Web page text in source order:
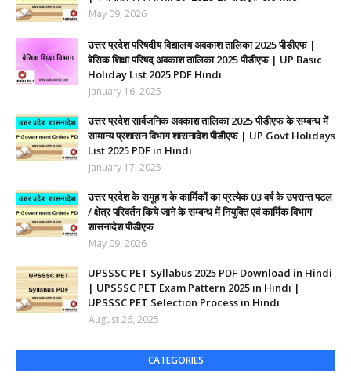
May 09, 2026
उत्तर प्रदेश परिषदीय विद्यालय अवकाश तालिका 2025 पीडीएफ |
बेसिक शिक्षा परिषद् अवकाश तालिका 2025 पीडीएफ | UP Basic
Holiday List 2025 PDF Hindi
January 16, 2025
उत्तर प्रदेश सार्वजनिक अवकाश तालिका 2025 पीडीएफ के सम्बन्ध में
सामान्य प्रशासन विभाग शासनादेश पीडीएफ | UP Govt Holidays
List 2025 PDF in Hindi
January 17, 2025
उत्तर प्रदेश के समूह ग के कार्मिकों का प्रत्येक 03 वर्ष के उपरान्त पटल
/ क्षेत्र परिवर्तन किये जाने के सम्बन्ध में नियुक्ति एवं कार्मिक विभाग
शासनादेश पीडीएफ
May 09, 2026
UPSSSC PET Syllabus 2025 PDF Download in Hindi
| UPSSSC PET Exam Pattern 2025 in Hindi |
UPSSSC PET Selection Process in Hindi
August 26, 2025
CATEGORIES